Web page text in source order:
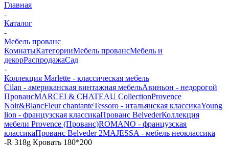
Главная
-
Каталог
-
Мебель прованс
КомнатыКатегорииМебель провансМебель и
декорРаспродажаСад
-
Коллекция Marlette - классическая мебель
Cilan - американская винтажная мебельАвиньон - недорогой
ПровансMARCEI & CHATEAU CollectionProvence
Noir&BlancFleur chantanteTessoro - итальянская классикаYoung
lion - французская классикаПрованс BelvederКоллекция
мебели Provence (Прованс)ROMANO - французская
классикаПрованс Belveder 2MAJESSA - мебель неоклассика
-R 318g Кровать 180*200